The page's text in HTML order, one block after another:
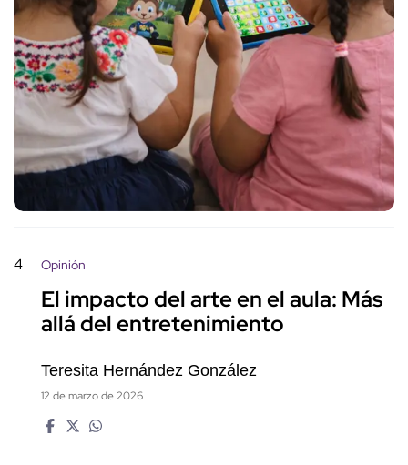
4 Opinión
El impacto del arte en el aula: Más
allá del entretenimiento
Teresita Hernández González
12 de marzo de 2026